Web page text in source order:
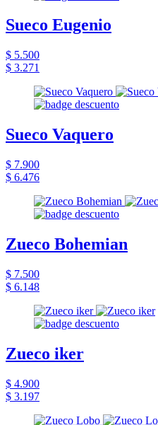
Sueco Eugenio
$ 5.500
$ 3.271
Sueco Vaquero
$ 7.900
$ 6.476
Zueco Bohemian
$ 7.500
$ 6.148
Zueco iker
$ 4.900
$ 3.197